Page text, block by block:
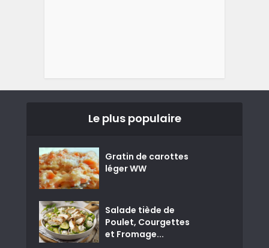
Le plus populaire
Gratin de carottes
léger WW
Salade tiède de
Poulet, Courgettes
et Fromage...